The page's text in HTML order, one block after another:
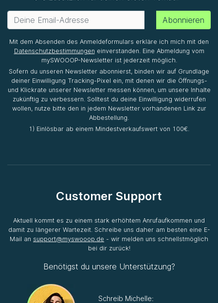
Abonnieren
Mit dem Absenden des Anmeldeformulars erkläre ich mich mit den
Datenschutzbestimmungen einverstanden. Eine Abmeldung vom
mySWOOOP-Newsletter ist jederzeit möglich.
Sofern du unseren Newsletter abonnierst, binden wir auf Grundlage
deiner Einwilligung Tracking-Pixel ein, mit denen wir die Öffnungs-
und Klickrate unserer Newsletter messen können, um unsere Inhalte
zukünftig zu verbessern. Solltest du deine Einwilligung widerrufen
wollen, nutze bitte den in jedem Newsletter vorhandenen Link zur
Abbestellung.
1) Einlösbar ab einem Mindestverkaufswert von 100€.
Customer Support
Aktuell kommt es zu einem stark erhöhtem Anrufaufkommen und
damit zu längerer Wartezeit. Schreibe uns daher am besten eine E-
Mail an support@myswooop.de - wir melden uns schnellstmöglich
bei dir zurück!
Benötigst du unsere Unterstützung?
Schreib Michelle: